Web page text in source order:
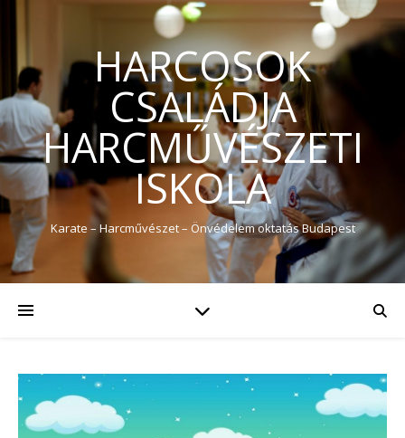
HARCOSOK
CSALÁDJA
HARCMŰVÉSZETI
ISKOLA
Karate – Harcművészet – Önvédelem oktatás Budapest